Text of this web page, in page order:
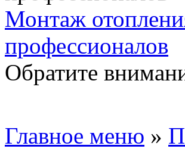
Монтаж
профессионалов
Обратите
Главное меню »